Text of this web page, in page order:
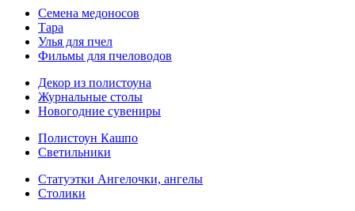
Семена медоносов
Тара
Улья для пчел
Фильмы для пчеловодов
Декор из полистоуна
Журнальные столы
Новогодние сувениры
Полистоун Кашпо
Светильники
Статуэтки Ангелочки, ангелы
Столики